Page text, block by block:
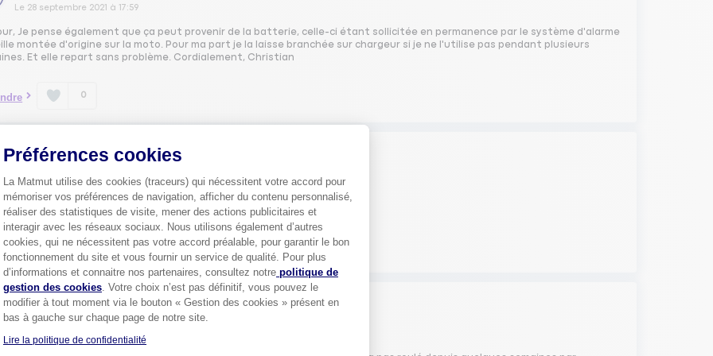
Le 28 septembre 2021 à 17:59
Je pense également que ça peut provenir de la batterie, celle-ci étant sollicitée en permanence par le système d'alarme
montée d'origine sur la moto. Pour ma part je la laisse branchée sur chargeur si je ne l'utilise pas pendant plusieurs
Et elle repart sans problème. Cordialement, Christian
0
MARI45244423
à carbu ou injection ? Et du mal à démarrer comment, elle se coupe ?
0
ZAIM34646336
Le28 septembre 2021à16:38
Préférences cookies
La Matmut utilise des cookies (traceurs) qui nécessitent votre accord pour
mémoriser vos préférences de navigation, afficher du contenu personnalisé,
réaliser des statistiques de visite, mener des actions publicitaires et
interagir avec les réseaux sociaux. Nous utilisons également d’autres
cookies, qui ne nécessitent pas votre accord préalable, pour garantir le bon
fonctionnement du site et vous fournir un service de qualité. Pour plus
d’informations et connaitre nos partenaires, consultez notre politique de
gestion des cookies . Votre choix n’est pas définitif, vous pouvez le
modifier à tout moment via le bouton « Gestion des cookies » présent en
bas à gauche sur chaque page de notre site.
Lire la politique de confidentialité
Axeptio consent